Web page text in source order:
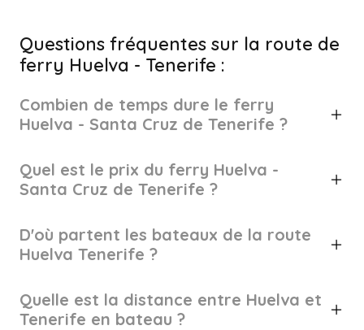
Questions fréquentes sur la route de
ferry Huelva - Tenerife :
Combien de temps dure le ferry
Huelva - Santa Cruz de Tenerife ?
Quel est le prix du ferry Huelva -
Santa Cruz de Tenerife ?
D'où partent les bateaux de la route
Huelva Tenerife ?
Quelle est la distance entre Huelva et
Tenerife en bateau ?